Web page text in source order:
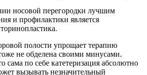
носовой перегородки лучшим
и профилактики является
полости упрощает терапию
не обделена своими минусами.
сама по себе катетеризация абсолютно
вызывать незначительный